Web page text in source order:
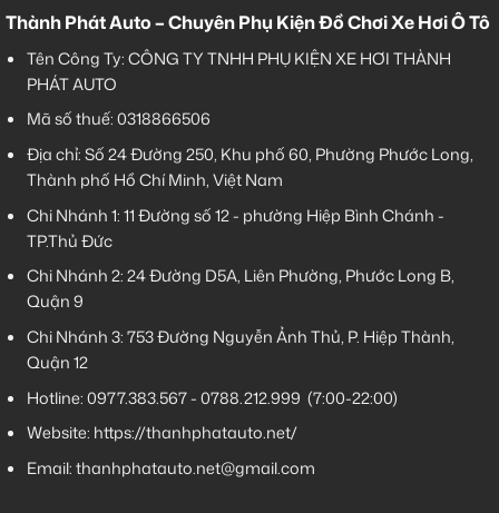
Thành Phát Auto – Chuyên Phụ Kiện Đồ Chơi Xe Hơi Ô Tô
Tên Công Ty: CÔNG TY TNHH PHỤ KIỆN XE HƠI THÀNH
PHÁT AUTO
Mã số thuế: 0318866506
Địa chỉ: Số 24 Đường 250, Khu phố 60, Phường Phước Long,
Thành phố Hồ Chí Minh, Việt Nam
Chi Nhánh 1:11 Đường số 12 - phường Hiệp Bình Chánh -
TP.Thủ Đức
Chi Nhánh 2:24 Đường D5A, Liên Phường, Phước Long B,
Quận 9
Chi Nhánh 3:753 Đường Nguyễn Ảnh Thủ, P. Hiệp Thành,
Quận 12
Hotline:0977.383.567-0788.212.999 (7:00-22:00)
Website: https://thanhphatauto.net/
Email:thanhphatauto.net@gmail.com